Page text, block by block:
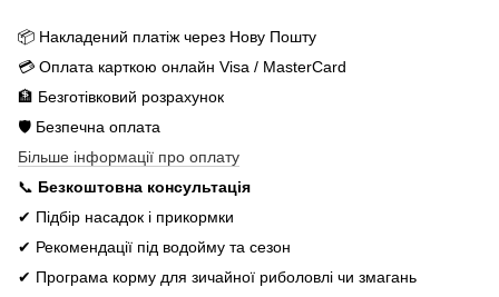
📦 Накладений платіж через Нову Пошту
💳 Оплата карткою онлайн Visa / MasterCard
🏦 Безготівковий розрахунок
🛡️ Безпечна оплата
Більше інформації про оплату
📞 Безкоштовна консультація
✔ Підбір насадок і прикормки
✔ Рекомендації під водойму та сезон
✔ Програма корму для зичайної риболовлі чи змагань